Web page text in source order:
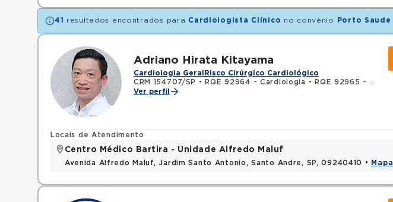
41 resultados encontrados para Cardiologista Clínico no convênio Porto Saude
Adriano Hirata Kitayama
Cardiologia Geral Risco Cirúrgico Cardiológico
CRM 154707/SP
• RQE 92964 - Cardiologia •
RQE 92965 - Clínica médica
Ver perfil
Locais de Atendimento
Centro Médico Bartira - Unidade Alfredo Maluf
Avenida Alfredo Maluf, Jardim Santo Antonio, Santo Andre, SP, 09240410 • Mapa